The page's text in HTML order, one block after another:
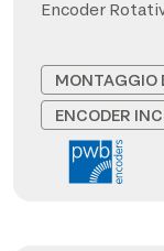
Encoder
MONTAGGIO
ENCODER